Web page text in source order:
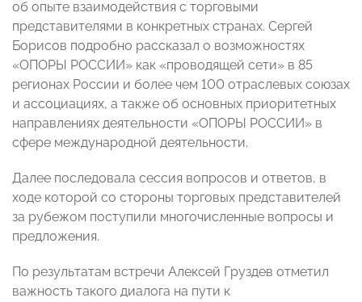
об опыте взаимодействия с торговыми
представителями в конкретных странах. Сергей
Борисов подробно рассказал о возможностях
«ОПОРЫ РОССИИ» как «проводящей сети» в 85
регионах России и более чем 100 отраслевых союзах
и ассоциациях, а также об основных приоритетных
направлениях деятельности «ОПОРЫ РОССИИ» в
сфере международной деятельности.
Далее последовала сессия вопросов и ответов, в
ходе которой со стороны торговых представителей
за рубежом поступили многочисленные вопросы и
предложения.
По результатам встречи Алексей Груздев отметил
важность такого диалога на пути к